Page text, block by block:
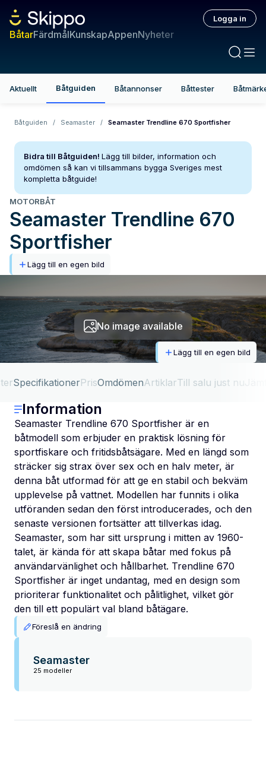
BåtarFärdmålKunskapAppenNyheter
Logga in
Aktuellt Båtguiden Båtannonser Båttester
Båtguiden / Seamaster / Seamaster Trendline 670 Sportfisher
Bidra till Båtguiden! Lägg till bilder, information och
omdömen så kan vi tillsammans bygga Sveriges mest
kompletta båtguide!
MOTORBÅT
Seamaster Trendline 670
Sportfisher
Lägg till en egen bild
No image available
Lägg till en egen bild
SpecifikationerPrisOmdömenArtiklarTill salu just nu
Information
Seamaster Trendline 670 Sportfisher är en
båtmodell som erbjuder en praktisk lösning för
sportfiskare och fritidsbåtsägare. Med en längd som
sträcker sig strax över sex och en halv meter, är
denna båt utformad för att ge en stabil och bekväm
upplevelse på vattnet. Modellen har funnits i olika
utföranden sedan den först introducerades, och den
senaste versionen fortsätter att tillverkas idag.
Seamaster, som har sitt ursprung i mitten av 1960-
talet, är kända för att skapa båtar med fokus på
användarvänlighet och hållbarhet. Trendline 670
Sportfisher är inget undantag, med en design som
prioriterar funktionalitet och pålitlighet, vilket gör
den till ett populärt val bland båtägare.
Föreslå en ändring
Seamaster
25 modeller